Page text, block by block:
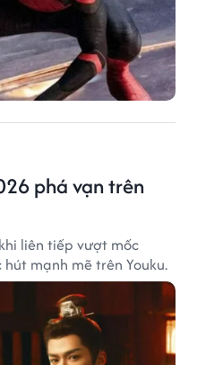
phá vạn trên
liên tiếp vượt mốc
mạnh mẽ trên Youku.